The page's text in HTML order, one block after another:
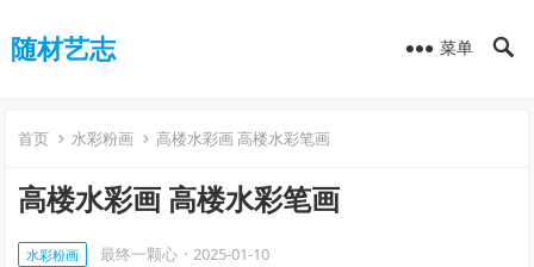
随材艺志 菜单
首页 水彩粉画 高楼水彩画 高楼水彩笔画
高楼水彩画 高楼水彩笔画
水彩粉画 最终一颗心 · 2025-01-10